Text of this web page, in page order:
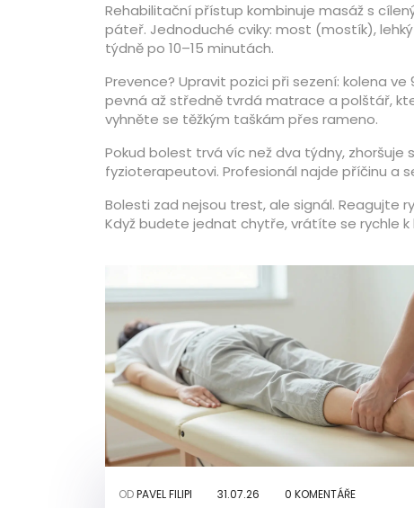
Rehabilitační přístup kombinuje masáž s
páteř. Jednoduché cviky: most (mostík),
týdně po 10–15 minutách.
Prevence? Upravit pozici při sezení: kolena
pevná až středně tvrdá matrace a polštář,
vyhněte se těžkým taškám přes rameno.
Pokud bolest trvá víc než dva týdny,
fyzioterapeutovi. Profesionál najde příčinu a
Bolesti zad nejsou trest, ale signál. Reagujte
Když budete jednat chytře, vrátíte se rychle
ODPAVEL FILIPI 31.07.26 0 KOMENTÁŘE